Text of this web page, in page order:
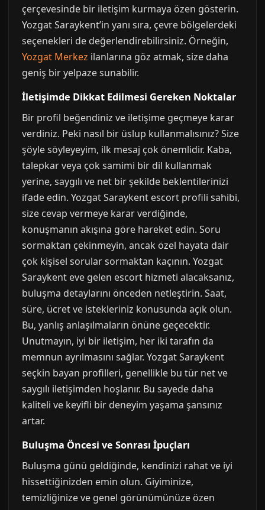
çerçevesinde bir iletişim kurmaya özen gösterin.
Yozgat Saraykent’in yanı sıra, çevre bölgelerdeki
seçenekleri de değerlendirebilirsiniz. Örneğin,
Yozgat Merkez ilanlarına göz atmak, size daha
geniş bir yelpaze sunabilir.
İletişimde Dikkat Edilmesi Gereken Noktalar
Bir profil beğendiniz ve iletişime geçmeye karar
verdiniz. Peki nasıl bir üslup kullanmalısınız? Size
şöyle söyleyeyim, ilk mesaj çok önemlidir. Kaba,
talepkar veya çok samimi bir dil kullanmak
yerine, saygılı ve net bir şekilde beklentilerinizi
ifade edin. Yozgat Saraykent escort profili sahibi,
size cevap vermeye karar verdiğinde,
konuşmanın akışına göre hareket edin. Soru
sormaktan çekinmeyin, ancak özel hayata dair
çok kişisel sorular sormaktan kaçının. Yozgat
Saraykent eve gelen escort hizmeti alacaksanız,
buluşma detaylarını önceden netleştirin. Saat,
süre, ücret ve istekleriniz konusunda açık olun.
Bu, yanlış anlaşılmaların önüne geçecektir.
Unutmayın, iyi bir iletişim, her iki tarafın da
memnun ayrılmasını sağlar. Yozgat Saraykent
seçkin bayan profilleri, genellikle bu tür net ve
saygılı iletişimden hoşlanır. Bu sayede daha
kaliteli ve keyifli bir deneyim yaşama şansınız
artar.
Buluşma Öncesi ve Sonrası İpuçları
Buluşma günü geldiğinde, kendinizi rahat ve iyi
hissettiğinizden emin olun. Giyiminize,
temizliğinize ve genel görünümünüze özen